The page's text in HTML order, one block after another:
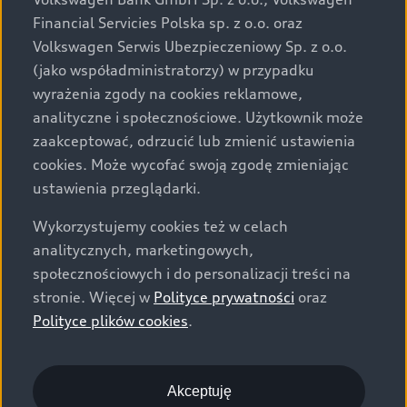
za dopłatą. Wiążące ustalenie ceny, wyposażenia i
specyfikacji pojazdu następują w umowie sprzedaży, a
określenie parametrów technicznych zawiera
świadectwo homologacji typu pojazdu. Zastrzegamy
sobie prawo do zmian i pomyłek. Wszelkie informacje
prezentowane na stronie są aktualne na dzień ich
zamieszczania. W celu uzyskania najnowszych
informacji prosimy kontaktować się z Partnerem Marki
Audi.
Wszystkie produkowane obecnie samochody marki Audi
są wykonywane z materiałów spełniających pod
względem możliwości odzysku i recyklingu wymagania
określone w normie ISO 22628 i są zgodne z
europejskimi świadectwami homologacji wydanymi wg
o.o. podlega obowiązkowi zapewnienia wszystkim
użytkownikom samochodów marki Volkswagen sieci
Financial Servicies Polska sp. z o.o. oraz
Volkswagen Serwis Ubezpieczeniowy Sp. z o.o.
(jako współadministratorzy) w przypadku
wyrażenia zgody na cookies reklamowe,
analityczne i społecznościowe. Użytkownik może
zaakceptować, odrzucić lub zmienić ustawienia
cookies. Może wycofać swoją zgodę zmieniając
ustawienia przeglądarki.
Wykorzystujemy cookies też w celach
analitycznych, marketingowych,
społecznościowych i do personalizacji treści na
stronie. Więcej w Polityce prywatności oraz
Polityce plików cookies.
Akceptuję